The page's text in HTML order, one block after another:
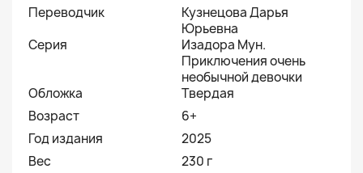
Переводчик
Кузнецова Дарья
Юрьевна
Серия
Изадора Мун.
Приключения очень
необычной девочки
Обложка
Твердая
Возраст
6+
Год издания
2025
Вес
230 г